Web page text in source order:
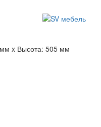
x Высота: 505 мм